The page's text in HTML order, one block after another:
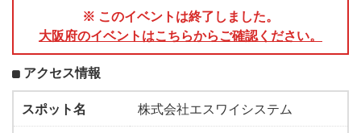
※ このイベントは終了しました。
大阪府のイベントはこちらからご確認ください。
アクセス情報
スポット名
株式会社エスワイシステム